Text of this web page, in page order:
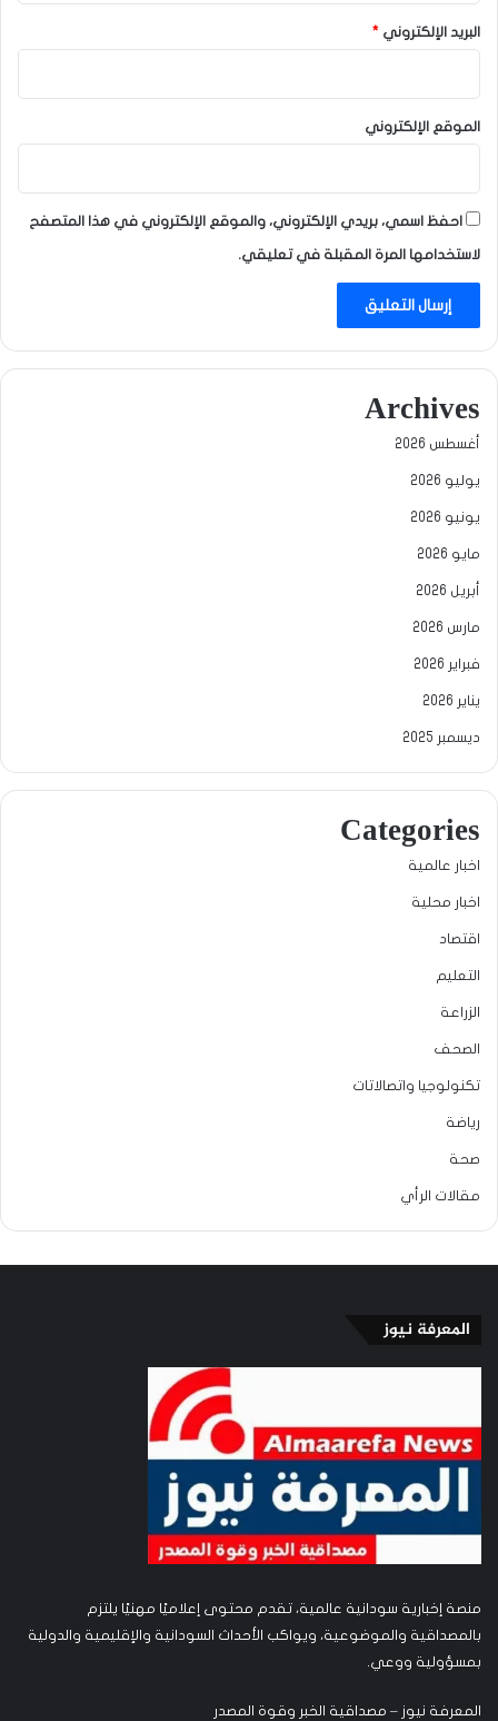
البريد الإلكتروني *
الموقع الإلكتروني
احفظ اسمي، بريدي الإلكتروني، والموقع الإلكتروني في هذا المتصفح
لاستخدامها المرة المقبلة في تعليقي.
Archives
أغسطس 2026
يوليو 2026
يونيو 2026
مايو 2026
أبريل 2026
مارس 2026
فبراير 2026
يناير 2026
ديسمبر 2025
Categories
اخبار عالمية
اخبار محلية
اقتصاد
التعليم
الزراعة
الصحف
تكنولوجيا واتصالاتات
رياضة
صحة
مقالات الرأي
المعرفة نيوز
منصة إخبارية سودانية عالمية، تقدم محتوى إعلاميًا مهنيًا يلتزم
بالمصداقية والموضوعية، ويواكب الأحداث السودانية والإقليمية والدولية
بمسؤولية ووعي.
المعرفة نيوز – مصداقية الخبر وقوة المصدر